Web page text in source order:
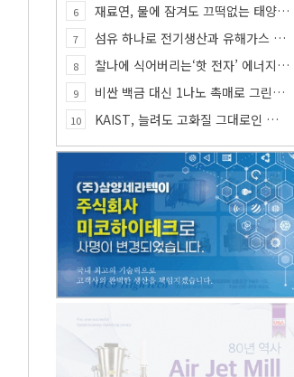
6 재료연, 물에 잠겨도 끄떡없는 태양전지 개발
7 섬유 하나로 전기생산과 유해가스 동시 감지한다
8 찰나에 식어버리는‘핫 전자’ 에너지, 망간 거쳐 화학반응에 쓴다
9 비싼 백금 대신 1나노 촉매로 그린수소 생산
10 KAIST, 늘려도 고화질 그대로인 신축 디스플레이 핵심기술 개발​